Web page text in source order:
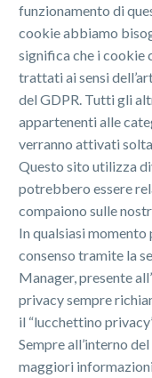
funzionamento di
cookie abbiamo
significa che i cookie
trattati ai sensi
del GDPR. Tutti gli
appartenenti alle
verranno attivati
Questo sito utilizza
potrebbero essere
compaiono sulle
In qualsiasi
consenso tramite la
Manager, presente
privacy sempre
il “lucchettino
Sempre all’interno
maggiori